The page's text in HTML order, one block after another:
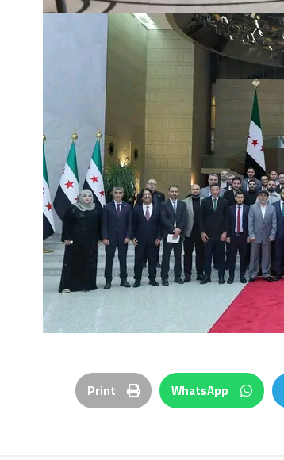
WhatsApp
Print